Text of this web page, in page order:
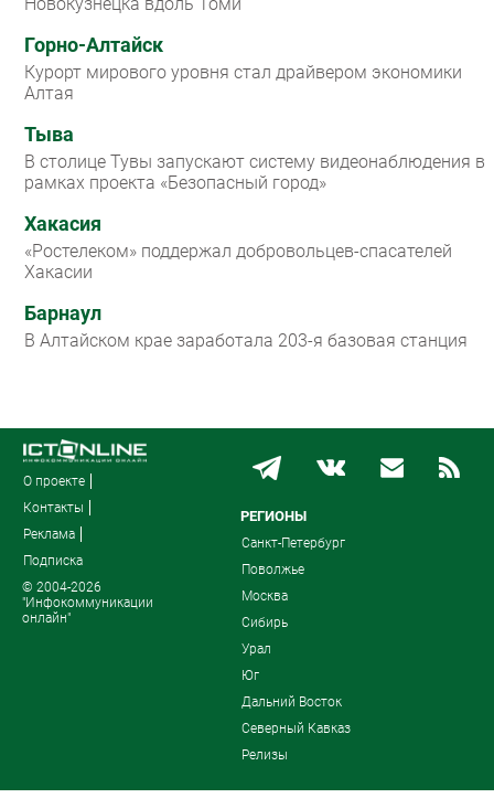
Горно-Алтайск
Курорт мирового уровня стал драйвером экономики
Алтая
Тыва
В столице Тувы запускают систему видеонаблюдения в
рамках проекта «Безопасный город»
Хакасия
«Ростелеком» поддержал добровольцев-спасателей
Хакасии
Барнаул
В Алтайском крае заработала 203-я базовая станция
О проекте
Контакты
Реклама
Подписка
© 2004-2026
"Инфокоммуникации
онлайн"
РЕГИОНЫ
Санкт-Петербург
Поволжье
Москва
Сибирь
Урал
Юг
Дальний Восток
Северный Кавказ
Релизы